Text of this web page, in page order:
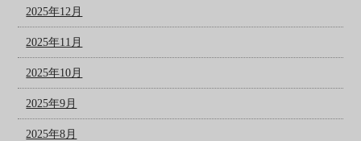
2025年12月
2025年11月
2025年10月
2025年9月
2025年8月